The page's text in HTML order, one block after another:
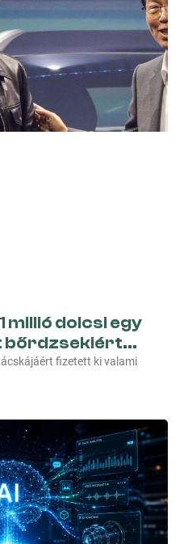
millió dolcsi egy
bőrdzsekiért…
fizetett ki valami